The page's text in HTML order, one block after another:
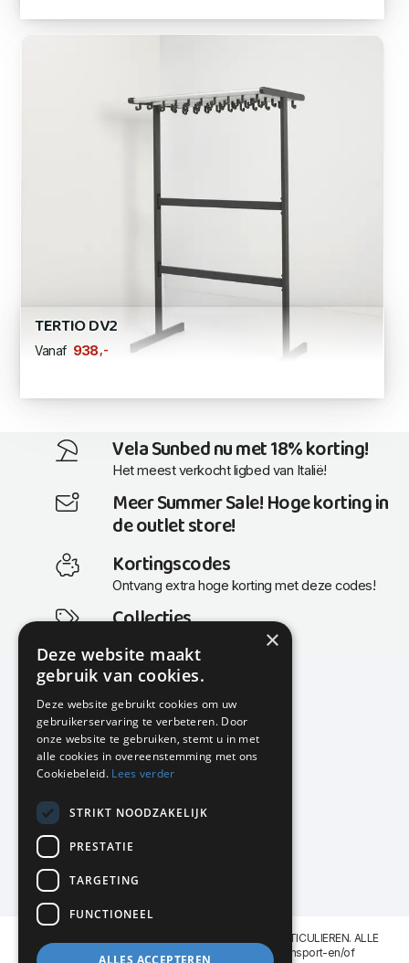
TERTIO DV2
Vanaf 938 ,-
Vela Sunbed nu met 18% korting!
Het meest verkocht ligbed van Italië!
Meer Summer Sale! Hoge korting in
de outlet store!
Kortingscodes
Ontvang extra hoge korting met deze codes!
Collecties
Actuele en populaire collecties
KMP Kantoormeubilair
Airport Business Park
Frankfurtstraat 29-31
1175 RH Lijnden
020-617 01 26
info@kmpkantoormeubilair.nl
Facebook
Instagram
KMP Kantoormeubilair levert aan BEDRIJVEN en PARTICULIEREN. ALLE
GENOEMDE PRIJZEN ZIJN EXCL. 21% B.T.W. Transport-en/of
×
Deze website maakt
gebruik van cookies.
Deze website gebruikt cookies om uw
gebruikerservaring te verbeteren. Door
onze website te gebruiken, stemt u in met
alle cookies in overeenstemming met ons
Cookiebeleid. Lees verder
STRIKT NOODZAKELIJK
PRESTATIE
TARGETING
FUNCTIONEEL
ALLES ACCEPTEREN